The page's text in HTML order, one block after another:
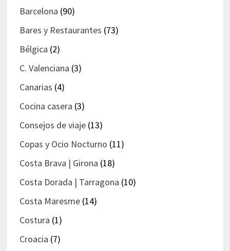
Barcelona (90)
Bares y Restaurantes (73)
Bélgica (2)
C. Valenciana (3)
Canarias (4)
Cocina casera (3)
Consejos de viaje(13)
Copas y Ocio Nocturno (11)
Costa Brava | Girona (18)
Costa Dorada | Tarragona (10)
Costa Maresme(14)
Costura (1)
Croacia (7)